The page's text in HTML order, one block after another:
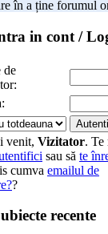
în a ține forumul
in cont /
de
venit, Vizitator. Te
sau să te
cumva emailul de
?
recente